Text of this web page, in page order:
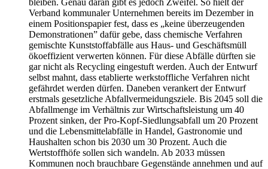
Verband kommunaler Unternehmen bereits im Dezember in
einem Positionspapier fest, dass es „keine überzeugenden
Demonstrationen” dafür gebe, dass chemische Verfahren
gemischte Kunststoffabfälle aus Haus- und Geschäftsmüll
ökoeffizient verwerten können. Für diese Abfälle dürften sie
gar nicht als Recycling eingestuft werden. Auch der Entwurf
selbst mahnt, dass etablierte werkstoffliche Verfahren nicht
gefährdet werden dürfen. Daneben verankert der Entwurf
erstmals gesetzliche Abfallvermeidungsziele. Bis 2045 soll die
Abfallmenge im Verhältnis zur Wirtschaftsleistung um 40
Prozent sinken, der Pro-Kopf-Siedlungsabfall um 20 Prozent
und die Lebensmittelabfälle in Handel, Gastronomie und
Haushalten schon bis 2030 um 30 Prozent. Auch die
Wertstoffhöfe sollen sich wandeln. Ab 2033 müssen
Kommunen noch brauchbare Gegenstände annehmen und auf